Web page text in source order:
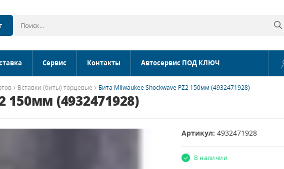
Сервис Контакты Автосервис ПОД КЛЮЧ
Вставки (биты) торцевые Бита Milwaukee Shockwave PZ2 150мм (4932471928)
150мм (4932471928)
Артикул: 4932471928
В наличии